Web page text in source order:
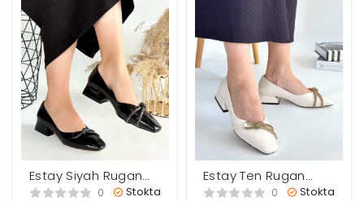
Estay Siyah Rugan
Topuklu Ayakkabı
0 Stokta
Estay Ten Rugan
Topuklu Ayakkabı
0 Stokta